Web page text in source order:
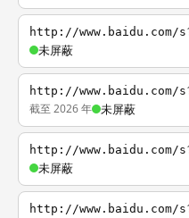
http://www.baidu.com/
未屏蔽
http://www.baidu.com/
截至 2026 年 未屏蔽
http://www.baidu.com/
未屏蔽
http://www.baidu.com/